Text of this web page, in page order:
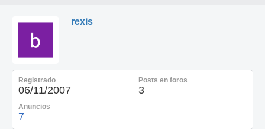
rexis
Registrado
06/11/2007
Posts en foros
3
Anuncios
7